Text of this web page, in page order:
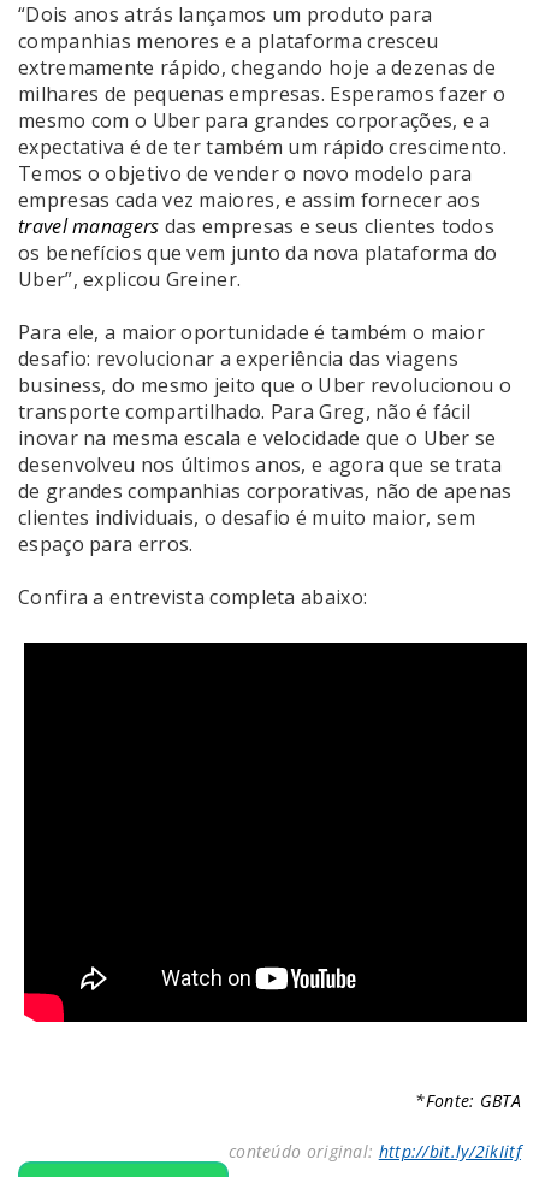
“Dois anos atrás lançamos um produto para
companhias menores e a plataforma cresceu
extremamente rápido, chegando hoje a dezenas de
milhares de pequenas empresas. Esperamos fazer o
mesmo com o Uber para grandes corporações, e a
expectativa é de ter também um rápido crescimento.
Temos o objetivo de vender o novo modelo para
empresas cada vez maiores, e assim fornecer aos
travel managers das empresas e seus clientes todos
os benefícios que vem junto da nova plataforma do
Uber”, explicou Greiner.
Para ele, a maior oportunidade é também o maior
desafio: revolucionar a experiência das viagens
business, do mesmo jeito que o Uber revolucionou o
transporte compartilhado. Para Greg, não é fácil
inovar na mesma escala e velocidade que o Uber se
desenvolveu nos últimos anos, e agora que se trata
de grandes companhias corporativas, não de apenas
clientes individuais, o desafio é muito maior, sem
espaço para erros.
Confira a entrevista completa abaixo:
*Fonte: GBTA
conteúdo original: http://bit.ly/2ikIitf